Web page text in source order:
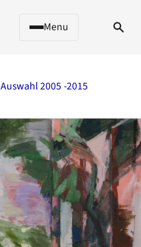
Menu
Auswahl 2005 -2015